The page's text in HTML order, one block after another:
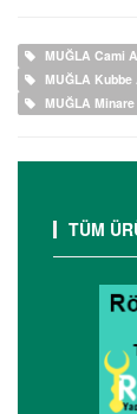
MUĞLA Cami
MUĞLA
MUĞLA
TÜM